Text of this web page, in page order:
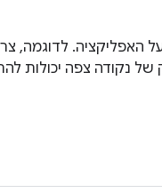
האפליקציה. לדוגמה,
של נקודה צפה יכולות